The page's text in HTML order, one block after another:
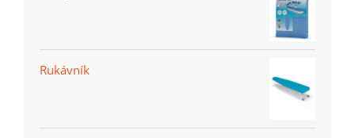
Rukávník